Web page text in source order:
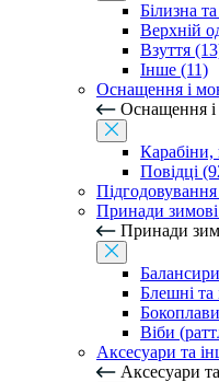
Білизна
Верхній
Взуття
Інше (11)
Оснащення і
Оснащення
Карабіни,
Повідці
Принади
Принади
Блешні та
Віби
Аксесуари та
Аксесуари